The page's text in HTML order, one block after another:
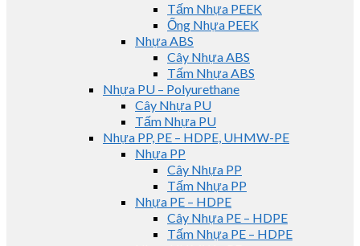
Tấm Nhựa PEEK
Ống Nhựa PEEK
Nhựa ABS
Cây Nhựa ABS
Tấm Nhựa ABS
Nhựa PU – Polyurethane
Cây Nhựa PU
Tấm Nhựa PU
Nhựa PP, PE – HDPE, UHMW-PE
Nhựa PP
Cây Nhựa PP
Tấm Nhựa PP
Nhựa PE – HDPE
Cây Nhựa PE – HDPE
Tấm Nhựa PE – HDPE